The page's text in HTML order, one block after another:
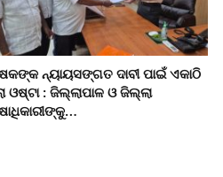
ନ୍ୟାୟସଙ୍ଗତ ଦାବୀ ପାଇଁ ଏକାଠି
ଓଷ୍ଟା : ଜିଲ୍ଲାପାଳ ଓ ଜିଲ୍ଲା